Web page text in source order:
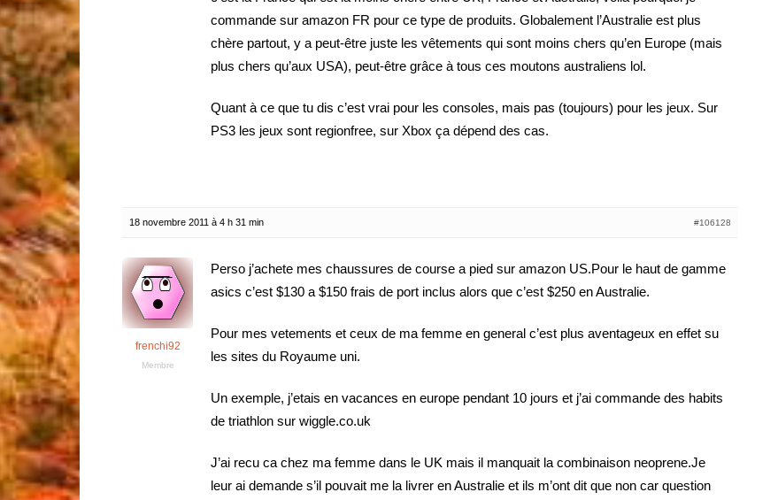
commande sur amazon FR pour ce type de produits. Globalement l’Australie est plus
chère partout, y a peut-être juste les vêtements qui sont moins chers qu’en Europe (mais
plus chers qu’aux USA), peut-être grâce à tous ces moutons australiens lol.
Quant à ce que tu dis c’est vrai pour les consoles, mais pas (toujours) pour les jeux. Sur
PS3 les jeux sont regionfree, sur Xbox ça dépend des cas.
18 novembre 2011 à 4 h 31 min #106128
frenchi92
Membre
Perso j’achete mes chaussures de course a pied sur amazon US.Pour le haut de gamme
asics c’est $130 a $150 frais de port inclus alors que c’est $250 en Australie.
Pour mes vetements et ceux de ma femme en general c’est plus aventageux en effet su
les sites du Royaume uni.
Un exemple, j’etais en vacances en europe pendant 10 jours et j’ai commande des habits
de triathlon sur wiggle.co.uk
J’ai recu ca chez ma femme dans le UK mais il manquait la combinaison neoprene.Je
leur ai demande s’il pouvait me la livrer en Australie et ils m’ont dit que non car question